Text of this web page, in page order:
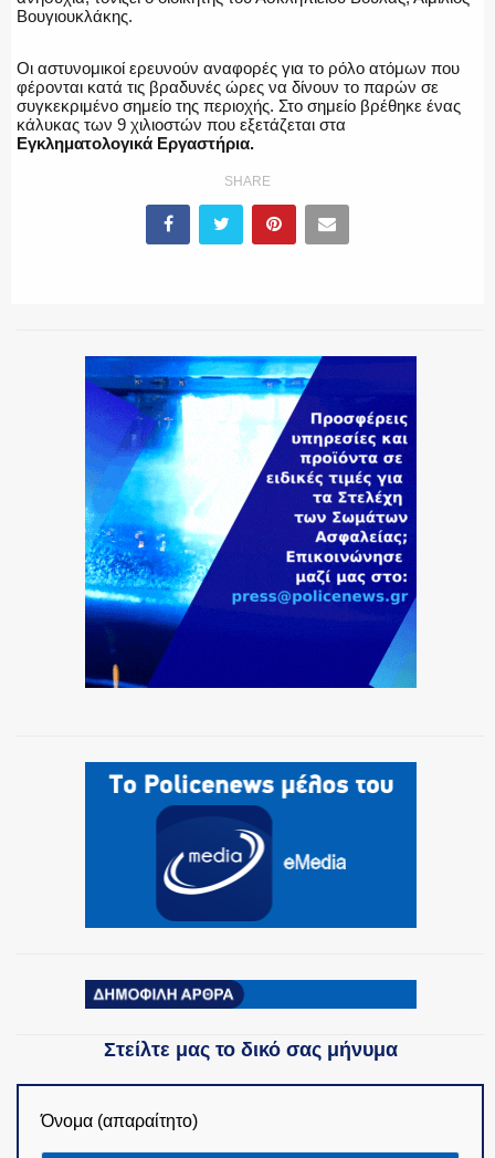
Βουγιουκλάκης.
Οι αστυνομικοί ερευνούν αναφορές για το ρόλο ατόμων που
φέρονται κατά τις βραδυνές ώρες να δίνουν το παρών σε
συγκεκριμένο σημείο της περιοχής. Στο σημείο βρέθηκε ένας
κάλυκας των 9 χιλιοστών που εξετάζεται στα
Εγκληματολογικά Εργαστήρια.
SHARE
Στείλτε μας το δικό σας μήνυμα
Όνομα (απαραίτητο)